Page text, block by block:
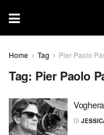
Home Tag Pier Paolo
Tag: Pier Paolo
DI